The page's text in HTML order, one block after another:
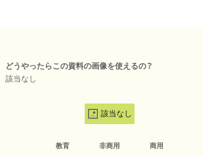
どうやったらこの資料の画像を使えるの？
該当なし
該当なし
教育 非商用 商用